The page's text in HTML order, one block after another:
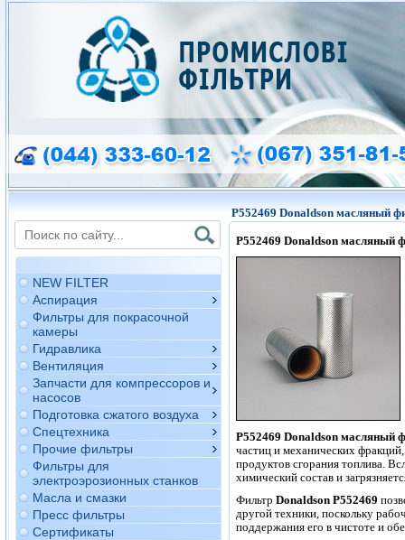
NEW FILTER
Аспирация
Фильтры для покрасочной
камеры
Гидравлика
Вентиляция
Запчасти для компрессоров и
насосов
Подготовка сжатого воздуха
Спецтехника
Прочие фильтры
Фильтры для
электроэрозионных станков
Масла и смазки
Пресс фильтры
Сертификаты
P552469 Donaldson масляный
P552469 Donaldson масляный
P552469 Donaldson масляный
частиц и механических
продуктов сгорания топлива.
химический состав и
Фильтр Donaldson P552469
другой техники, поскольку
поддержания его в чистоте и